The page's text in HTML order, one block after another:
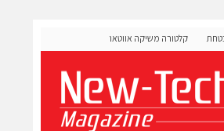
קלטורה משיקה אווטארים עם אינטליגנציה רגשית לתרגול